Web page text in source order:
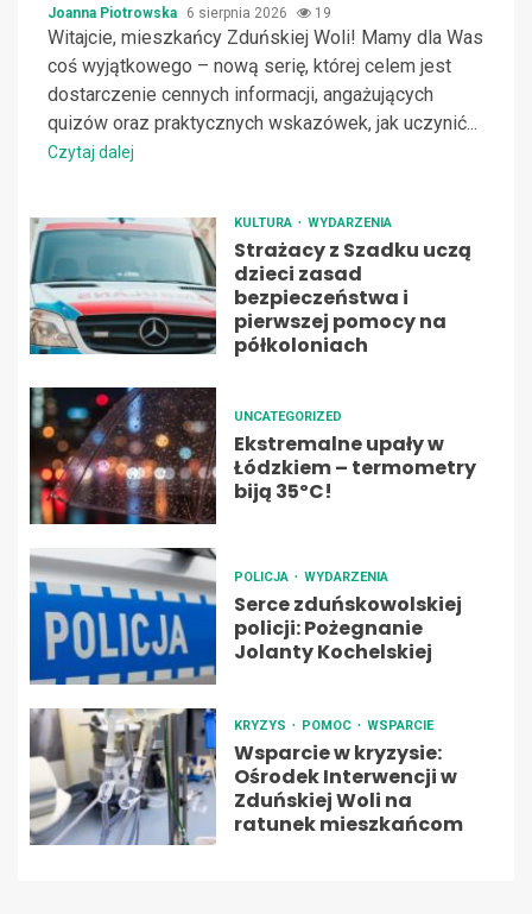
Joanna Piotrowska 6 sierpnia 2026 19
Witajcie, mieszkańcy Zduńskiej Woli! Mamy dla Was
coś wyjątkowego – nową serię, której celem jest
dostarczenie cennych informacji, angażujących
quizów oraz praktycznych wskazówek, jak uczynić...
Czytaj dalej
KULTURA WYDARZENIA
Strażacy z Szadku uczą
dzieci zasad
bezpieczeństwa i
pierwszej pomocy na
półkoloniach
UNCATEGORIZED
Ekstremalne upały w
Łódzkiem – termometry
biją 35ºC!
POLICJA WYDARZENIA
Serce zduńskowolskiej
policji: Pożegnanie
Jolanty Kochelskiej
KRYZYS POMOC WSPARCIE
Wsparcie w kryzysie:
Ośrodek Interwencji w
Zduńskiej Woli na
ratunek mieszkańcom